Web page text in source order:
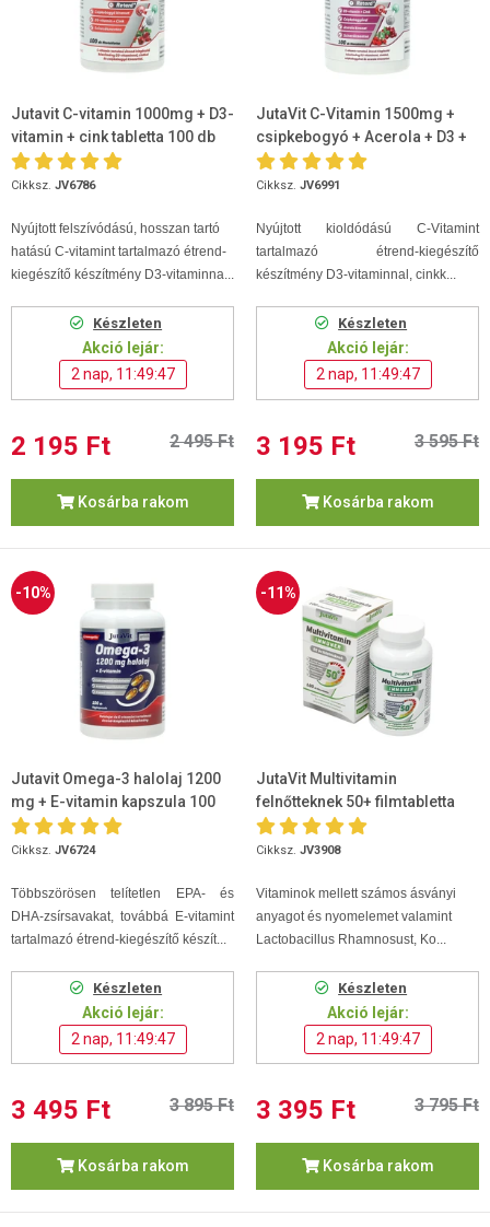
Jutavit C-vitamin 1000mg + D3-
vitamin + cink tabletta 100 db
Cikksz. JV6786
Nyújtott felszívódású, hosszan tartó
hatású C-vitamint tartalmazó étrend-
kiegészítő készítmény D3-vitaminna...
Készleten
Akció lejár:
2 nap, 11:49:46
2 195 Ft 2 495 Ft
Kosárba rakom
JutaVit C-Vitamin 1500mg +
csipkebogyó + Acerola + D3 +
Cink 100db
Cikksz. JV6991
Nyújtott kioldódású C-Vitamint
tartalmazó étrend-kiegészítő
készítmény D3-vitaminnal, cinkk...
Készleten
Akció lejár:
2 nap, 11:49:46
3 195 Ft 3 595 Ft
Kosárba rakom
-10%
Jutavit Omega-3 halolaj 1200
mg + E-vitamin kapszula 100
db
Cikksz. JV6724
Többszörösen telítetlen EPA- és
DHA-zsírsavakat, továbbá E-vitamint
tartalmazó étrend-kiegészítő készít...
Készleten
Akció lejár:
2 nap, 11:49:46
3 495 Ft 3 895 Ft
Kosárba rakom
-11%
JutaVit Multivitamin
felnőtteknek 50+ filmtabletta
100db
Cikksz. JV3908
Vitaminok mellett számos ásványi
anyagot és nyomelemet valamint
Lactobacillus Rhamnosust, Ko...
Készleten
Akció lejár:
2 nap, 11:49:46
3 395 Ft 3 795 Ft
Kosárba rakom